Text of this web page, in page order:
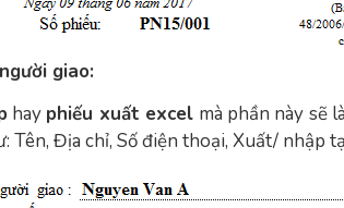
giao:
hay phiếu xuất excel mà phần này sẽ
Tên, Địa chỉ, Số điện thoại, Xuất/ nhập